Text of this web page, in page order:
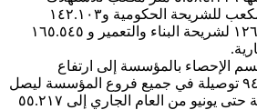
المنزلي و٢٤٠.٢٢١ متر مكعب للشريحة الحكومية و١٤٢.١٠٣
لشريحة المساجد و ١٢٦.٦٠٤ لشريحة البناء والتعمير و ١٦٥.٥٤٥
الإحصاء بالمؤسسة إلى ارتفاع
التوصيلات الجديدة الى ٩٤٧ توصيلة في جميع فروع المؤسسة ليصل
عدد التوصيلات بالمؤسسة حتى يونيو من العام الجاري إلى ٥٥.٢١٧